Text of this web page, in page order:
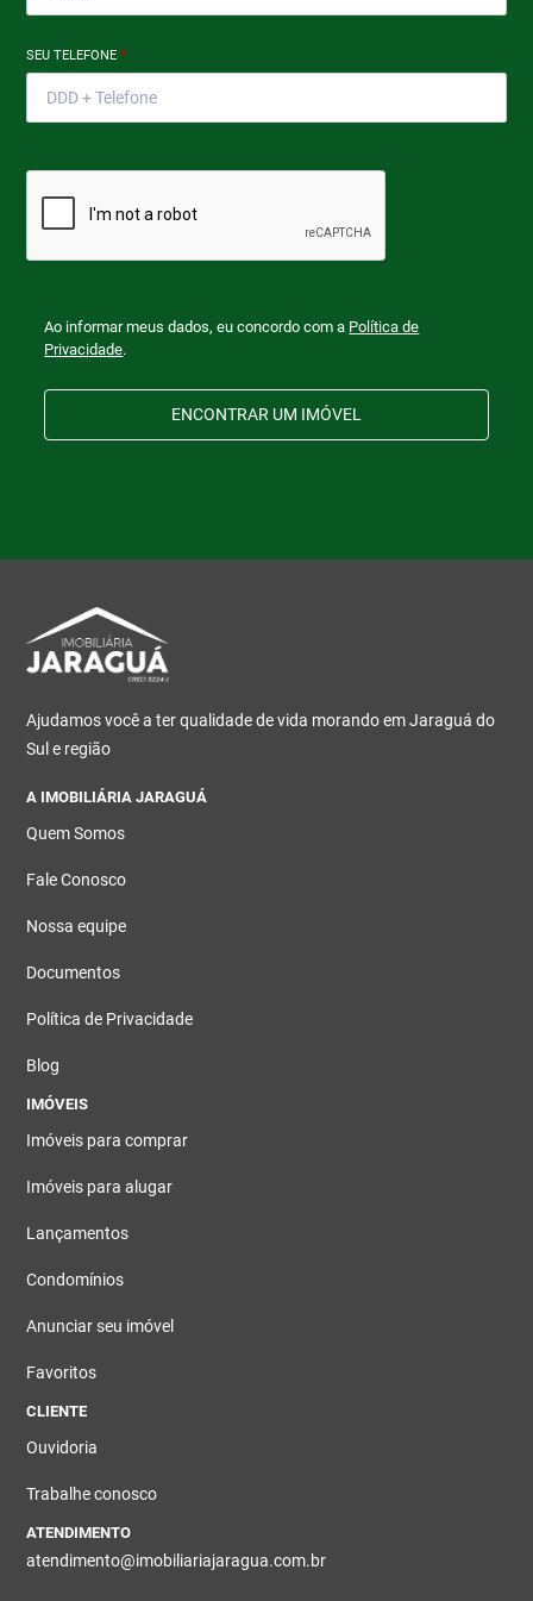
SEU TELEFONE*
Ao informar meus dados, eu concordo com a Política de
Privacidade.
ENCONTRAR UM IMÓVEL
Ajudamos você a ter qualidade de vida morando em Jaraguá do
Sul e região
A IMOBILIÁRIA JARAGUÁ
Quem Somos
Fale Conosco
Nossa equipe
Documentos
Política de Privacidade
Blog
IMÓVEIS
Imóveis para comprar
Imóveis para alugar
Lançamentos
Condomínios
Anunciar seu imóvel
Favoritos
CLIENTE
Ouvidoria
Trabalhe conosco
ATENDIMENTO
atendimento@imobiliariajaragua.com.br